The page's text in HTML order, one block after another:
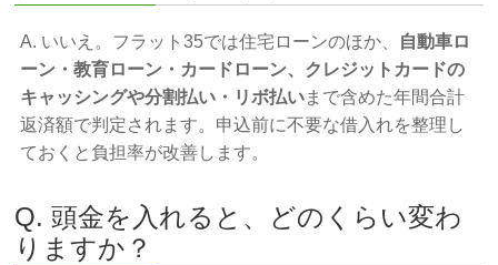
A. いいえ。フラット35では住宅ローンのほか、 自動車ロ
ーン・教育ローン・カードローン、クレジットカードの
キャッシングや分割払い・リボ払いまで含めた年間合計
返済額で判定されます。申込前に不要な借入れを整理し
ておくと負担率が改善します。
Q. 頭金を入れると、どのくらい変わ
りますか？